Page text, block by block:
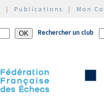
| Publications | Mon
Rechercher un club